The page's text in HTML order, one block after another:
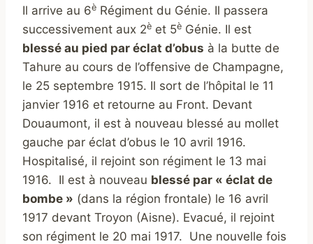
Il arrive au 6è Régiment du Génie. Il passera
successivement aux 2è et 5è Génie. Il est
blessé au pied par éclat d’obus à la butte de
Tahure au cours de l’offensive de Champagne,
le 25 septembre 1915. Il sort de l’hôpital le 11
janvier 1916 et retourne au Front. Devant
Douaumont, il est à nouveau blessé au mollet
gauche par éclat d’obus le 10 avril 1916.
Hospitalisé, il rejoint son régiment le 13 mai
1916. Il est à nouveau blessé par « éclat de
bombe » (dans la région frontale) le 16 avril
1917 devant Troyon (Aisne). Evacué, il rejoint
son régiment le 20 mai 1917. Une nouvelle fois